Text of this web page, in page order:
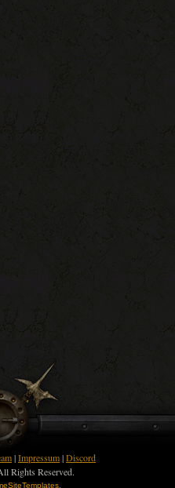
|Impressum|Discord
Rights Reserved.
.